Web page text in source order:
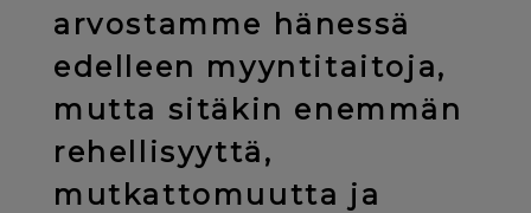
arvostamme hänessä
edelleen myyntitaitoja,
mutta sitäkin enemmän
rehellisyyttä,
mutkattomuutta ja